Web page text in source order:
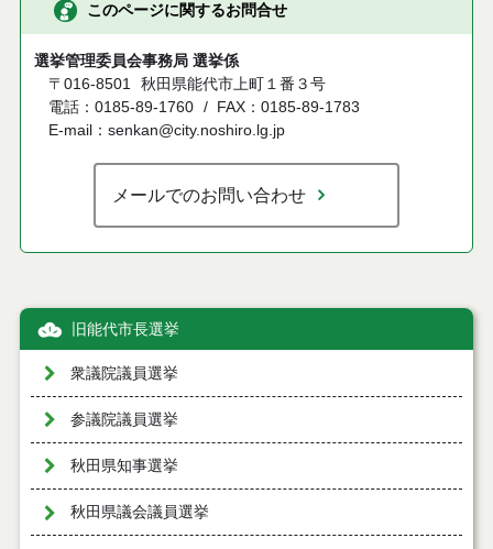
このページに関するお問合せ
選挙管理委員会事務局 選挙係
〒016-8501 秋田県能代市上町１番３号
電話：0185-89-1760
FAX：0185-89-1783
E-mail：senkan@city.noshiro.lg.jp
メールでのお問い合わせ
旧能代市長選挙
衆議院議員選挙
参議院議員選挙
秋田県知事選挙
秋田県議会議員選挙